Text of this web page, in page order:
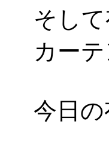
そし
カー
今日